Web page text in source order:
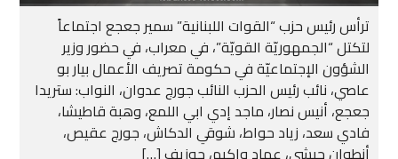
ترأس رئيس حزب “القوات اللبنانية” سمير جعجع اجتماعاً
لتكتل “الجمهوريّة القويّة”، في معراب، في حضور وزير
الشؤون الإجتماعيّة في حكومة تصريف الأعمال بيار بو
عاصي، نائب رئيس الحزب النائب جورج عدوان، النواب: ستريدا
جعجع، أنيس نصار، ماجد إدي ابي اللمع، وهبة قاطيشا،
فادي سعد، زياد حواط، شوقي الدكاش، جورج عقيص،